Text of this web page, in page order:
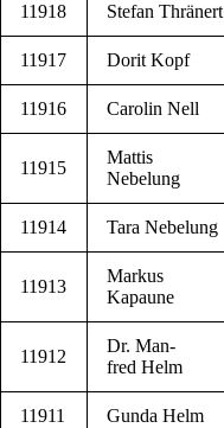
11918 Ste­fan Thränert
11917 Dorit Kopf
11916 Caro­lin Nell
11915
Mat­tis
Nebelung
11914 Tara Nebelung
11913
Mar­kus
Kapaune
11912
Dr. Man­
fred Helm
11911 Gun­da Helm